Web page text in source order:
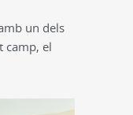
un dels
camp, el